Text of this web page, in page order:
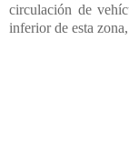
circulación de
inferior de esta